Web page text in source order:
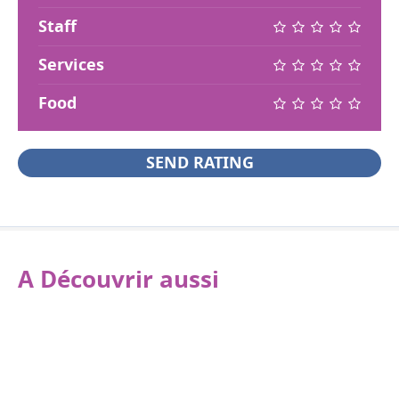
Staff
Services
Food
SEND RATING
A Découvrir aussi